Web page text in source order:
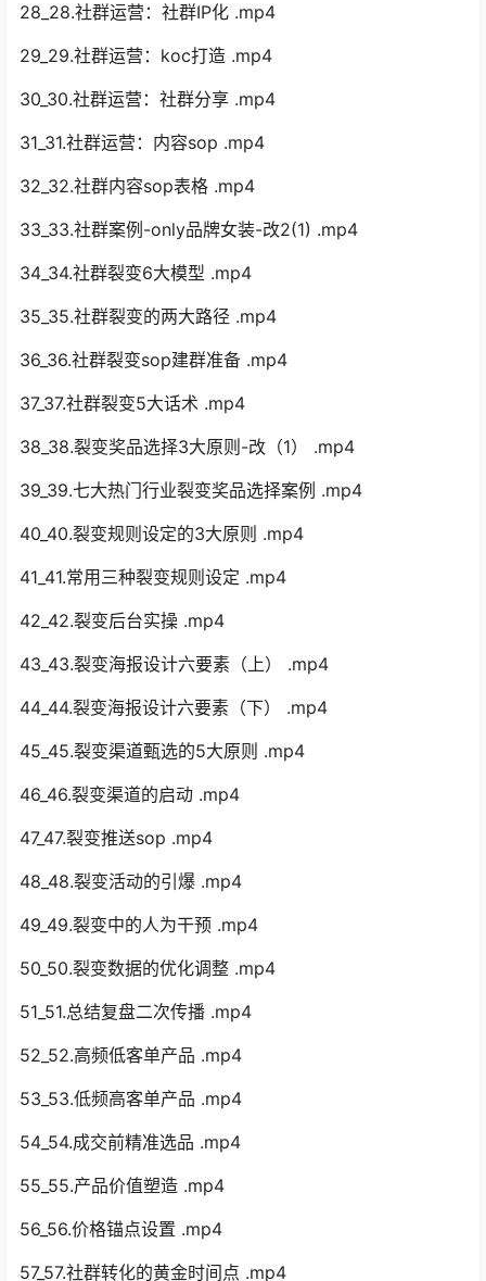
28_28.社群运营：社群IP化 .mp4
29_29.社群运营：koc打造 .mp4
30_30.社群运营：社群分享 .mp4
31_31.社群运营：内容sop .mp4
32_32.社群内容sop表格 .mp4
33_33.社群案例-only品牌女装-改2(1) .mp4
34_34.社群裂变6大模型 .mp4
35_35.社群裂变的两大路径 .mp4
36_36.社群裂变sop建群准备 .mp4
37_37.社群裂变5大话术 .mp4
38_38.裂变奖品选择3大原则-改（1） .mp4
39_39.七大热门行业裂变奖品选择案例 .mp4
40_40.裂变规则设定的3大原则 .mp4
41_41.常用三种裂变规则设定 .mp4
42_42.裂变后台实操 .mp4
43_43.裂变海报设计六要素（上） .mp4
44_44.裂变海报设计六要素（下） .mp4
45_45.裂变渠道甄选的5大原则 .mp4
46_46.裂变渠道的启动 .mp4
47_47.裂变推送sop .mp4
48_48.裂变活动的引爆 .mp4
49_49.裂变中的人为干预 .mp4
50_50.裂变数据的优化调整 .mp4
51_51.总结复盘二次传播 .mp4
52_52.高频低客单产品 .mp4
53_53.低频高客单产品 .mp4
54_54.成交前精准选品 .mp4
55_55.产品价值塑造 .mp4
56_56.价格锚点设置 .mp4
57_57.社群转化的黄金时间点 .mp4